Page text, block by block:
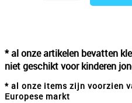
* al onze artikelen bevatten
niet geschikt voor kinderen
* al onze items zijn voorzien
Europese markt